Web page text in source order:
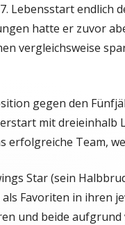
Lebensstart endlich
hatte er zuvor
vergleichsweise
gegen den
mit dreieinhalb
erfolgreiche Team,
Star (sein
Favoriten in ihren
und beide aufgrund